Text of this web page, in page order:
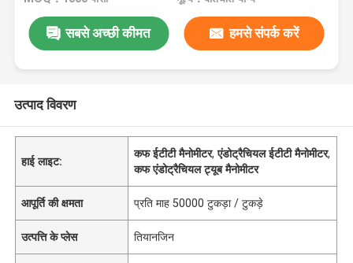
सबसे अच्छी कीमत हमसे संपर्क करें
उत्पाद विवरण
हाई लाइट:
कफ ईटीटी मैनोमीटर,एंडोट्रैचियल ईटीटी मैनोमीटर,
कफ एंडोट्रैचियल ट्यूब मैनोमीटर
आपूर्ति की क्षमता प्रति माह 50000 टुकड़ा / टुकड़े
उत्पत्ति के प्लेस तियानजिन